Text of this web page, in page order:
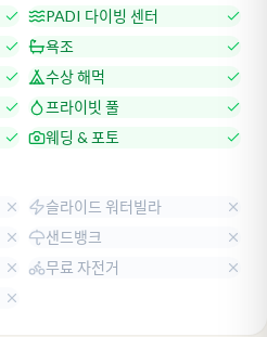
PADI 다이빙 센터
욕조
수상 해먹
프라이빗 풀
웨딩 & 포토
슬라이드 워터빌라
샌드뱅크
무료 자전거